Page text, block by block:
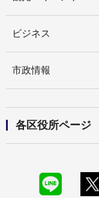
ビジネス
市政情報
各区役所ページ